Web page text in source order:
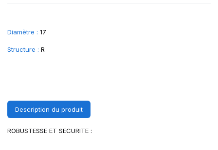
Diamètre : 17
Structure : R
Description du produit
ROBUSTESSE ET SECURITE :